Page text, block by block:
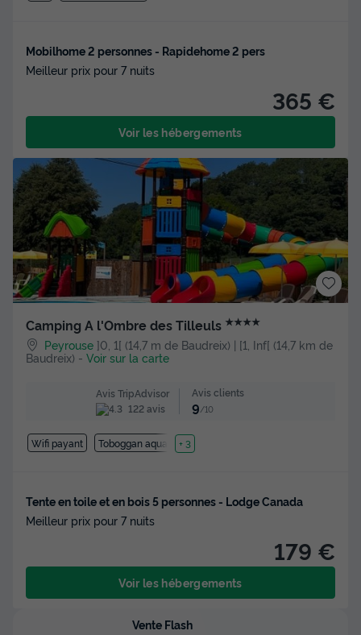
Mobilhome 2 personnes - Rapidehome 2 pers
Meilleur prix pour 7 nuits
365 €
Voir les hébergements
Camping A l'Ombre des Tilleuls ★★★★
Peyrouse ]0, 1[ (14,7 m de Baudreix) | [1, Inf[ (14,7 km de
Baudreix) - Voir sur la carte
Avis TripAdvisor
122 avis
Avis clients
9/10
Wifi payant Toboggan aquatique
+ 3
Tente en toile et en bois 5 personnes - Lodge Canada
Meilleur prix pour 7 nuits
179 €
Voir les hébergements
Vente Flash